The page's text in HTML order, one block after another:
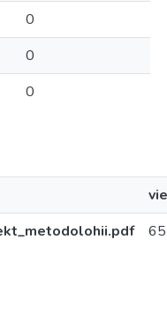
0
0
0
65